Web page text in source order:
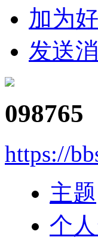
加为
发送
098765
https://
主题
个